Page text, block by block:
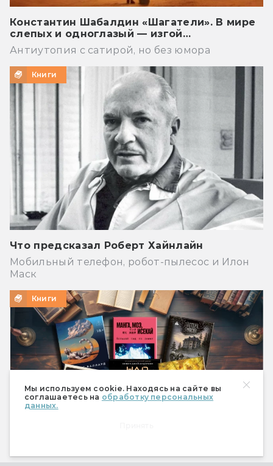
Мы используем cookie. Находясь на сайте вы
соглашаетесь на обработку персональных
данных.
Константин Шабалдин «Шагатели». В мире
слепых и одноглазый — изгой…
Антиутопия с сатирой, но без юмора
Книги
Что предсказал Роберт Хайнлайн
Мобильный телефон, робот-пылесос и Илон
Маск
Книги